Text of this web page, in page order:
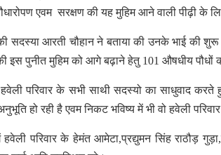
एवम सरक्षण की यह मुहिम आने वाली पीढ़ी के
सदस्या आरती चौहान ने बताया की उनके भाई की
इस पुनीत मुहिम को आगे बढ़ाने हेतु 101 औषधीय पौधों
परिवार के सभी साथी सदस्यो का साधुवाद
हो रही है एवम निकट भविष्य में भी वो हवेली
परिवार के हेमंत आमेटा,प्रद्युमन सिंह राठौड़